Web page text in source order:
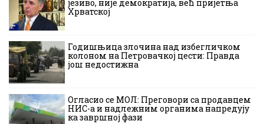
језиво, није демократија, већ пријетња
Хрватској
Годишњица злочина над избегличком
колоном на Петровачкој цести: Правда
још недостижна
Огласио се МОЛ: Преговори са продавцем
НИС-а и надлежним органима напредују
ка завршној фази